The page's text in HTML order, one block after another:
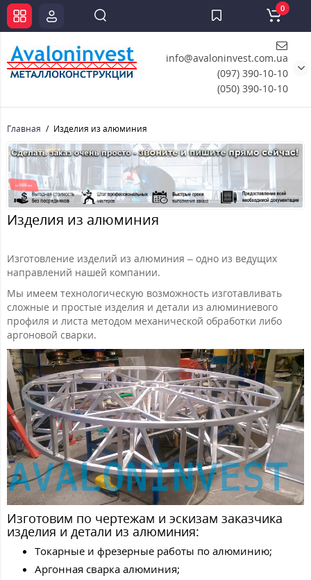
info@avaloninvest.com.ua
(097) 390-10-10
(050) 390-10-10
0
Главная Изделия из алюминия
Изделия из алюминия
Изготовление изделий из алюминия – одно из ведущих
направлений нашей компании.
Мы имеем технологическую возможность изготавливать
сложные и простые изделия и детали из алюминиевого
профиля и листа методом механической обработки либо
аргоновой сварки.
Изготовим по чертежам и эскизам заказчика
изделия и детали из алюминия:
Токарные и фрезерные работы по алюминию;
Аргонная сварка алюминия;